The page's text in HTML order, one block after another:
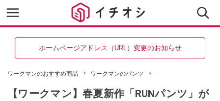
ホームページアドレス（URL）変更のお知らせ
ワークマンのおすすめ商品 ワークマンのパンツ
【ワークマン】春夏新作「RUNパンツ」が